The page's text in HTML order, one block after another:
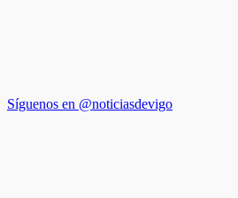
Síguenos en @noticiasdevigo